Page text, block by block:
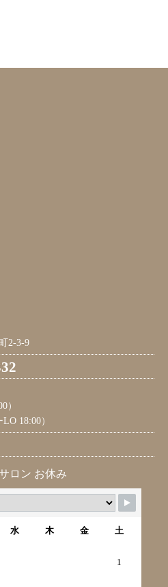
2-3-9
）
18:00）
ロン お休み
水 木 金 土
1